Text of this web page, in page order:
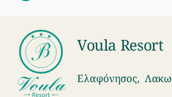
Voula Resort
Ελαφόνησος,